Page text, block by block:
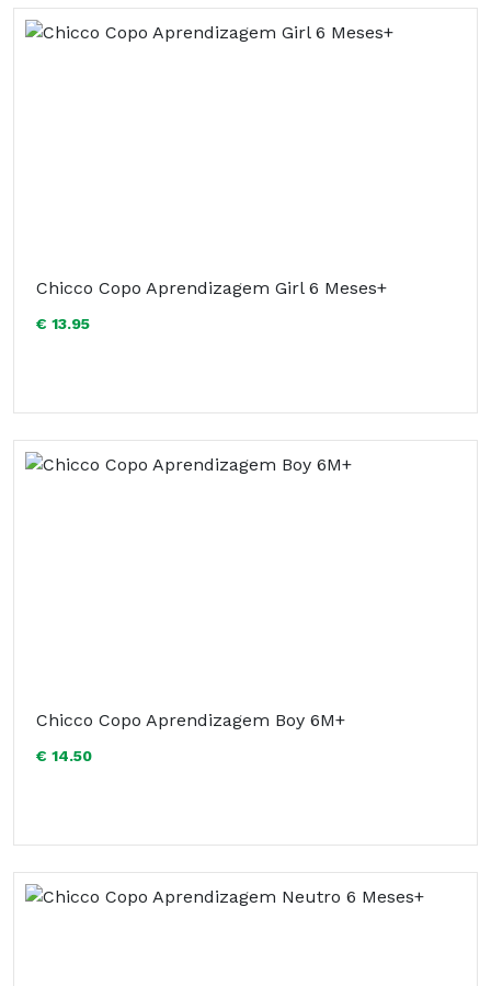
Chicco Copo Aprendizagem Girl 6 Meses+
€ 13.95
Chicco Copo Aprendizagem Boy 6M+
€ 14.50